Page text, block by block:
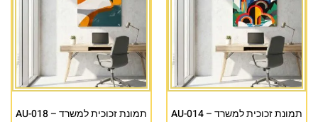
תמונת זכוכית למשרד – AU-014 תמונת זכוכית למשרד – AU-018